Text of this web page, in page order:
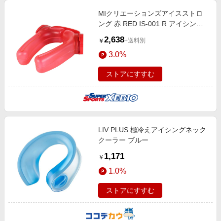
MIクリエーションズアイスストロ
ング 赤 RED IS-001 R アイシング
ズ
￥ 2,638+送料別
3.0%
ストアにすすむ
LIV PLUS 極冷えアイシングネック
クーラー ブルー
￥ 1,171
1.0%
ストアにすすむ